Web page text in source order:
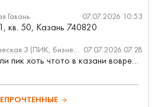
Гавань 07.07.2026 10:53
кв. 50, Казань 740820
Гость 2084, Ботаническая 3 (ПИК, бизнес-класс) 07.07.2026 07:28
проверьте, сдал ли пик хоть чтото в казани вовремя?